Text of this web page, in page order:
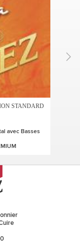
STANDARD
avec Basses